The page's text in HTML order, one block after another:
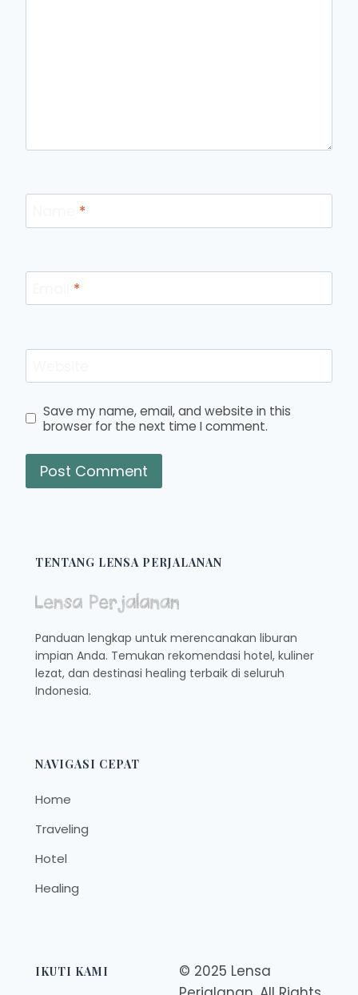
*
*
Save my name, email, and website in this
browser for the next time I comment.
TENTANG LENSA PERJALANAN
Panduan lengkap untuk merencanakan liburan
impian Anda. Temukan rekomendasi hotel, kuliner
lezat, dan destinasi healing terbaik di seluruh
Indonesia.
NAVIGASI CEPAT
Home
Traveling
Hotel
Healing
IKUTI KAMI
© 2025 Lensa